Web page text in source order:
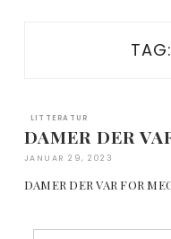
TAG:
LITTERATUR
DAMER DER
JANUAR 29, 2023
DAMER DER